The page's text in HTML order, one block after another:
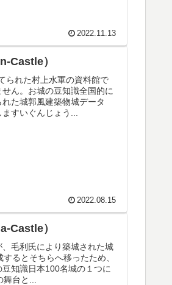
2022.11.13
Castle）
られた村上水軍の資料館で
ん。お城の豆知識全国的に
た城郭風建築物城データ
すいぐんじょう...
2022.08.15
Castle）
毛利氏により築城された城
るとそちらへ移ったため、
知識日本100名城の１つに
台と...